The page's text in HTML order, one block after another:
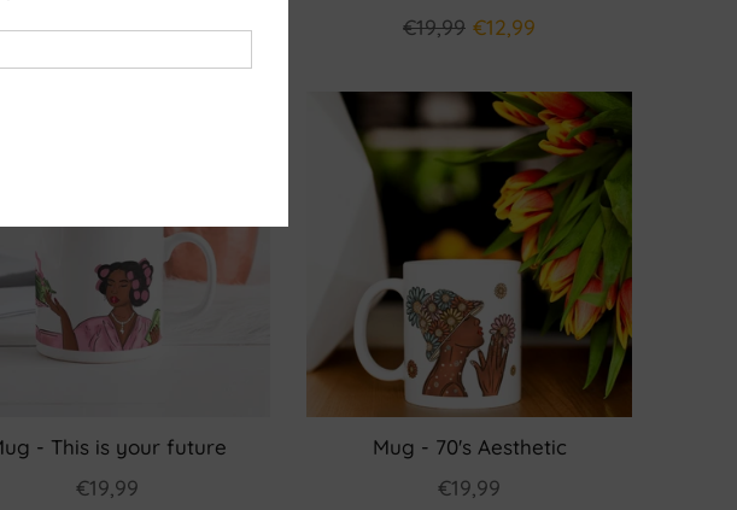
€19,99 €12,99
- This is your future
€19,99
Mug - 70's Aesthetic
€19,99